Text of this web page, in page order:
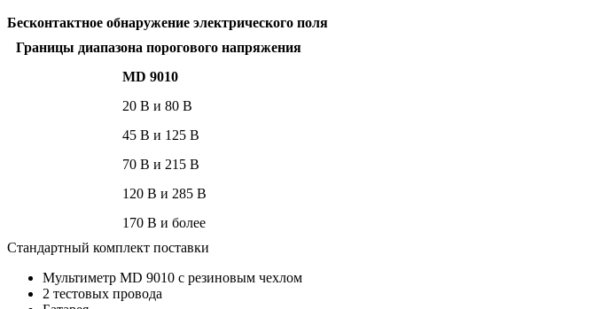
Бесконтактное обнаружение электрического поля
Границы диапазона порогового напряжения
MD 9010
20 В и 80 В
45 В и 125 В
70 В и 215 В
120 В и 285 В
170 В и более
Стандартный комплект поставки
Мультиметр MD 9010 с резиновым чехлом
2 тестовых провода